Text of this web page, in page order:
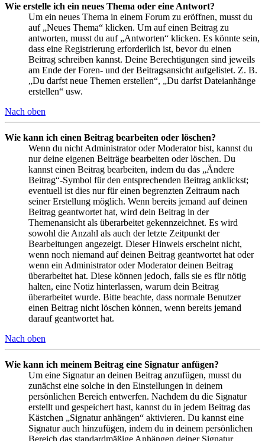
Wie erstelle ich ein neues Thema oder eine Antwort?
Um ein neues Thema in einem Forum zu eröffnen, musst du
auf „Neues Thema“ klicken. Um auf einen Beitrag zu
antworten, musst du auf „Antworten“ klicken. Es könnte sein,
dass eine Registrierung erforderlich ist, bevor du einen
Beitrag schreiben kannst. Deine Berechtigungen sind jeweils
am Ende der Foren- und der Beitragsansicht aufgelistet. Z. B.
„Du darfst neue Themen erstellen“, „Du darfst Dateianhänge
erstellen“ usw.
Nach oben
Wie kann ich einen Beitrag bearbeiten oder löschen?
Wenn du nicht Administrator oder Moderator bist, kannst du
nur deine eigenen Beiträge bearbeiten oder löschen. Du
kannst einen Beitrag bearbeiten, indem du das „Ändere
Beitrag“-Symbol für den entsprechenden Beitrag anklickst;
eventuell ist dies nur für einen begrenzten Zeitraum nach
seiner Erstellung möglich. Wenn bereits jemand auf deinen
Beitrag geantwortet hat, wird dein Beitrag in der
Themenansicht als überarbeitet gekennzeichnet. Es wird
sowohl die Anzahl als auch der letzte Zeitpunkt der
Bearbeitungen angezeigt. Dieser Hinweis erscheint nicht,
wenn noch niemand auf deinen Beitrag geantwortet hat oder
wenn ein Administrator oder Moderator deinen Beitrag
überarbeitet hat. Diese können jedoch, falls sie es für nötig
halten, eine Notiz hinterlassen, warum dein Beitrag
überarbeitet wurde. Bitte beachte, dass normale Benutzer
einen Beitrag nicht löschen können, wenn bereits jemand
darauf geantwortet hat.
Nach oben
Wie kann ich meinem Beitrag eine Signatur anfügen?
Um eine Signatur an deinen Beitrag anzufügen, musst du
zunächst eine solche in den Einstellungen in deinem
persönlichen Bereich entwerfen. Nachdem du die Signatur
erstellt und gespeichert hast, kannst du in jedem Beitrag das
Kästchen „Signatur anhängen“ aktivieren. Du kannst eine
Signatur auch hinzufügen, indem du in deinem persönlichen
Bereich das standardmäßige Anhängen deiner Signatur